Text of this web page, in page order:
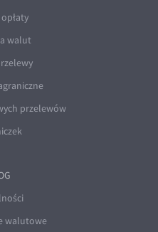
walut
przelewów
walutowe